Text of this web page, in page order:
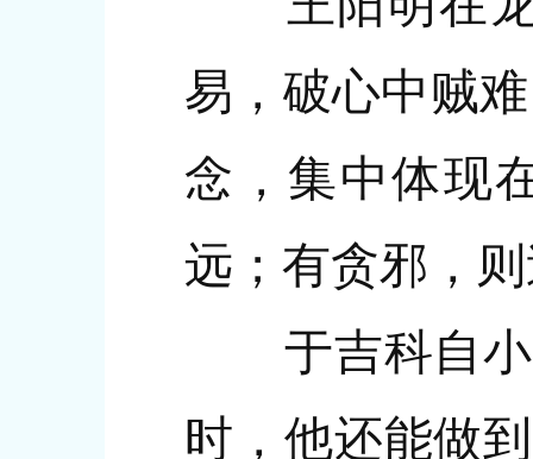
易，破心中贼
念，集中体现
远；有贪邪，
于吉科自小
时，他还能做